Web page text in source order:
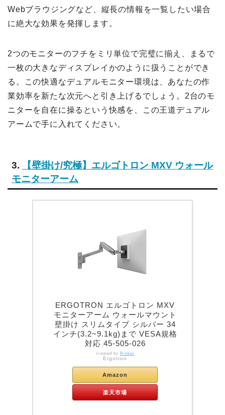
Webブラウジングなど、縦長の情報を一覧したい場合
に絶大な効果を発揮します。
2つのモニターのフチをミリ単位で完璧に揃え、まるで
一枚の大きなディスプレイかのように扱うことができ
る。この快適なデュアルモニター環境は、あなたの作
業効率を新たな次元へと引き上げるでしょう。2台のモ
ニターを自在に操るという快感を、この王道デュアル
アームで手に入れてください。
3.
【壁掛け/究極】エルゴトロン MXV ウォール
モニターアーム
ERGOTRON エルゴトロン MXV
モニターアーム ウォールマウント
壁掛け スリムタイプ シルバー 34
インチ(3.2~9.1kg)まで VESA規格
対応 45-505-026
created by Rinker
Ergotron
Amazon
楽天市場